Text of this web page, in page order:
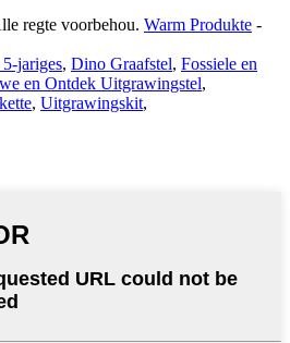
regte voorbehou. Warm Produkte -
jariges, Dino Graafstel, Fossiele en
en Ontdek Uitgrawingstel,
, Uitgrawingskit,